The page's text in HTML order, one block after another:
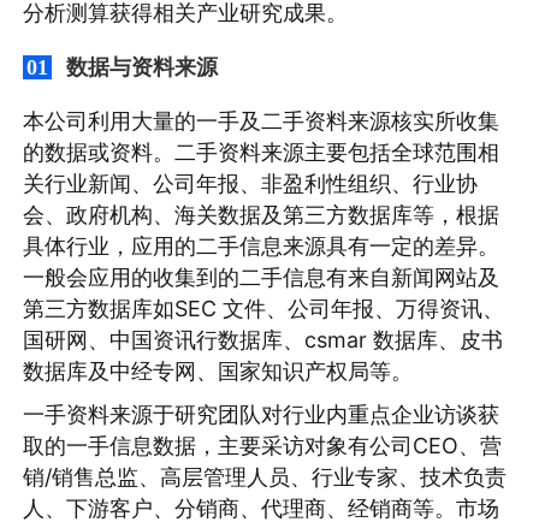
分析测算获得相关产业研究成果。
01 数据与资料来源
本公司利用大量的一手及二手资料来源核实所收集
的数据或资料。二手资料来源主要包括全球范围相
关行业新闻、公司年报、非盈利性组织、行业协
会、政府机构、海关数据及第三方数据库等，根据
具体行业，应用的二手信息来源具有一定的差异。
一般会应用的收集到的二手信息有来自新闻网站及
第三方数据库如SEC 文件、公司年报、万得资讯、
国研网、中国资讯行数据库、csmar 数据库、皮书
数据库及中经专网、国家知识产权局等。
一手资料来源于研究团队对行业内重点企业访谈获
取的一手信息数据，主要采访对象有公司CEO、营
销/销售总监、高层管理人员、行业专家、技术负责
人、下游客户、分销商、代理商、经销商等。市场